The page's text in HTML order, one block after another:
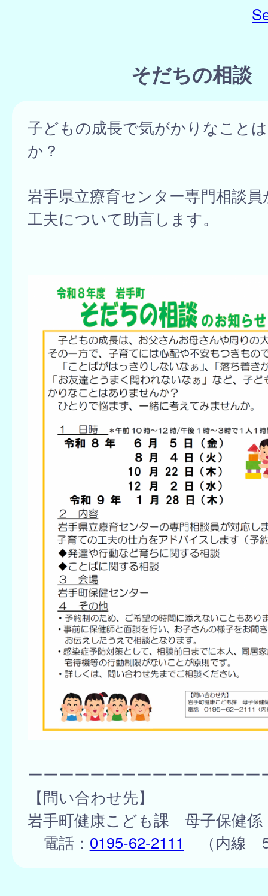
そだちの相談
子どもの成長で気がかりなこと
か？
岩手県立療育センター専門相談
工夫について助言します。
ーーーーーーーーーーーーーーー
【問い合わせ先】
岩手町健康こども課 母子保健係
電話： 0195-62-2111 （内線